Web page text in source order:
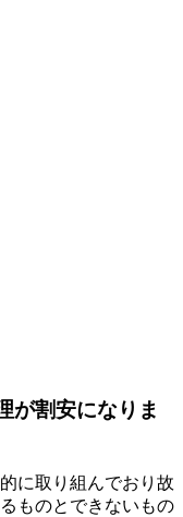
が割安になりま
に取り組んでおり故
ものとできないもの